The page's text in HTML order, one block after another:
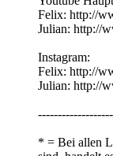
Felix: http://
Julian: http://
Instagram:
Felix: http://
Julian: http://
* = Bei allen